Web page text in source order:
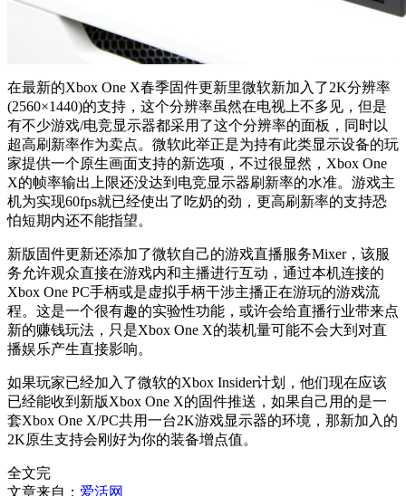
在最新的Xbox One X春季固件更新里微软新加入了2K分辨率
(2560×1440)的支持，这个分辨率虽然在电视上不多见，但是
有不少游戏/电竞显示器都采用了这个分辨率的面板，同时以
超高刷新率作为卖点。微软此举正是为持有此类显示设备的玩
家提供一个原生画面支持的新选项，不过很显然，Xbox One
X的帧率输出上限还没达到电竞显示器刷新率的水准。游戏主
机为实现60fps就已经使出了吃奶的劲，更高刷新率的支持恐
怕短期内还不能指望。
新版固件更新还添加了微软自己的游戏直播服务Mixer，该服
务允许观众直接在游戏内和主播进行互动，通过本机连接的
Xbox One PC手柄或是虚拟手柄干涉主播正在游玩的游戏流
程。这是一个很有趣的实验性功能，或许会给直播行业带来点
新的赚钱玩法，只是Xbox One X的装机量可能不会大到对直
播娱乐产生直接影响。
如果玩家已经加入了微软的Xbox Insider计划，他们现在应该
已经能收到新版Xbox One X的固件推送，如果自己用的是一
套Xbox One X/PC共用一台2K游戏显示器的环境，那新加入的
2K原生支持会刚好为你的装备增点值。
全文完
文章来自： 爱活网